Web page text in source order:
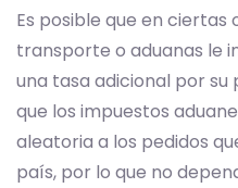
Es posible que en
transporte o aduanas le
una tasa adicional por su
que los impuestos
aleatoria a los pedidos
país, por lo que no